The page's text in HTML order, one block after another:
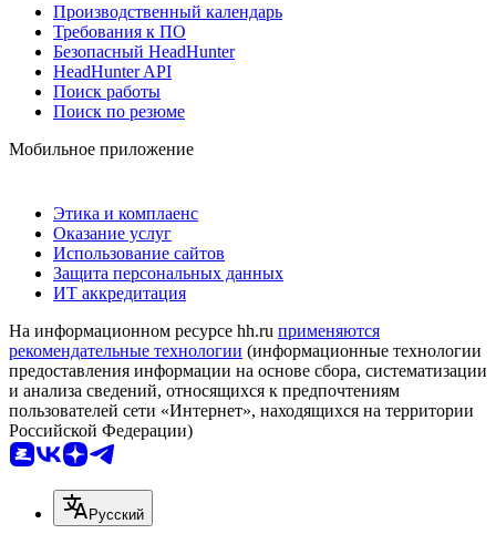
Производственный календарь
Требования к ПО
Безопасный HeadHunter
HeadHunter API
Поиск работы
Поиск по резюме
Мобильное приложение
Этика и комплаенс
Оказание услуг
Использование сайтов
Защита персональных данных
ИТ аккредитация
На информационном ресурсе hh.ru применяются
рекомендательные технологии (информационные технологии
предоставления информации на основе сбора, систематизации
и анализа сведений, относящихся к предпочтениям
пользователей сети «Интернет», находящихся на территории
Российской Федерации)
Русский